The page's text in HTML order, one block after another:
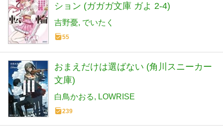
ション (ガガガ文庫 ガよ 2-4)
吉野憂 でいたく
55
おまえだけは選ばない (角川スニーカー
文庫)
白鳥かおる LOWRISE
239